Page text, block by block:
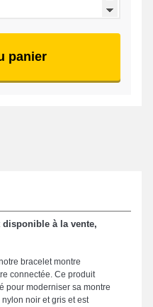
panier
à la vente,
bracelet montre
connectée. Ce produit
pour moderniser sa montre
noir et gris et est